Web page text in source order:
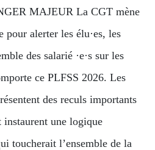
MAJEUR La CGT mène
pour alerter les élu·es, les
des salarié ·e·s sur les
ce PLFSS 2026. Les
des reculs importants
une logique
toucherait l’ensemble de la